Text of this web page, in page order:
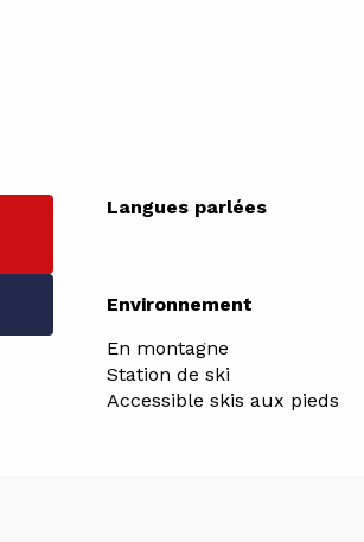
Langues parlées
Langues parlées
Environnement
Environnement
En montagne
Station de ski
Accessible skis aux pieds